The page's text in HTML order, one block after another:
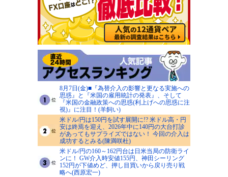
8月7日(金)■『為替介入の影響と更なる実施への
思惑』と『米国の雇用統計の発表』、そして
『米国の金融政策への思惑(利上げへの思惑に注
視)』に注目！(羊飼い)
米ドル/円は150円を試す展開に!? 米ドル高・円
安は終焉を迎え、2026年中に140円の大台打診
があってもサプライズではない！ 今回の介入は
成功するとみる(陳満咲杜)
米ドル/円の160～162円台は日米当局の防衛ライ
ンに！ GW介入時安値155円、神田シーリング
152円が下値めど、押し目買いから戻り売り戦
略へ(西原宏一)